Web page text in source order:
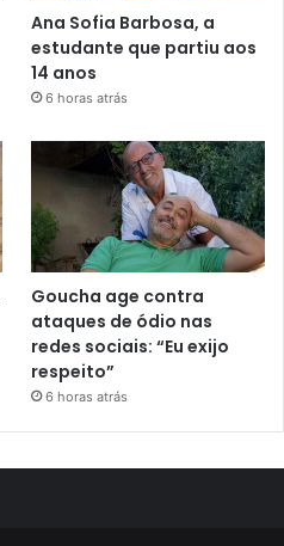
Ana Sofia Barbosa, a
estudante que partiu aos
14 anos
6 horas atrás
Goucha age contra
ataques de ódio nas
redes sociais: “Eu exijo
respeito”
6 horas atrás